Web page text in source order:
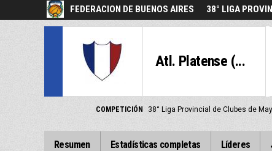
FEDERACION DE BUENOS AIRES 38° LIGA
Atl. Platense (...
COMPETICIÓN 38° Liga Provincial de Clubes de
Resumen Estadísticas completas Líderes